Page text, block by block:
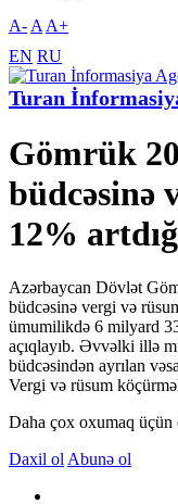
A- A A+
EN RU
Turan
Gömrük
büdcəsinə
12%
Azərbaycan Dövlət
büdcəsinə vergi və
ümumilikdə 6 milyard
açıqlayıb. Əvvəlki illə
büdcəsindən ayrılan
Vergi və rüsum
Daha çox oxumaq
Daxil ol Abunə ol